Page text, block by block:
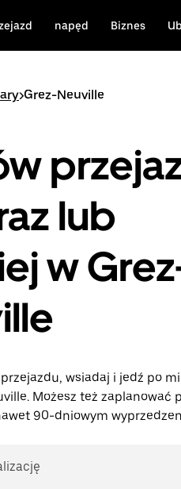
napęd Biznes
>Grez-Neuville
lub
w
przejazdu, wsiadaj i jedź po
Możesz też zaplanować
90-dniowym